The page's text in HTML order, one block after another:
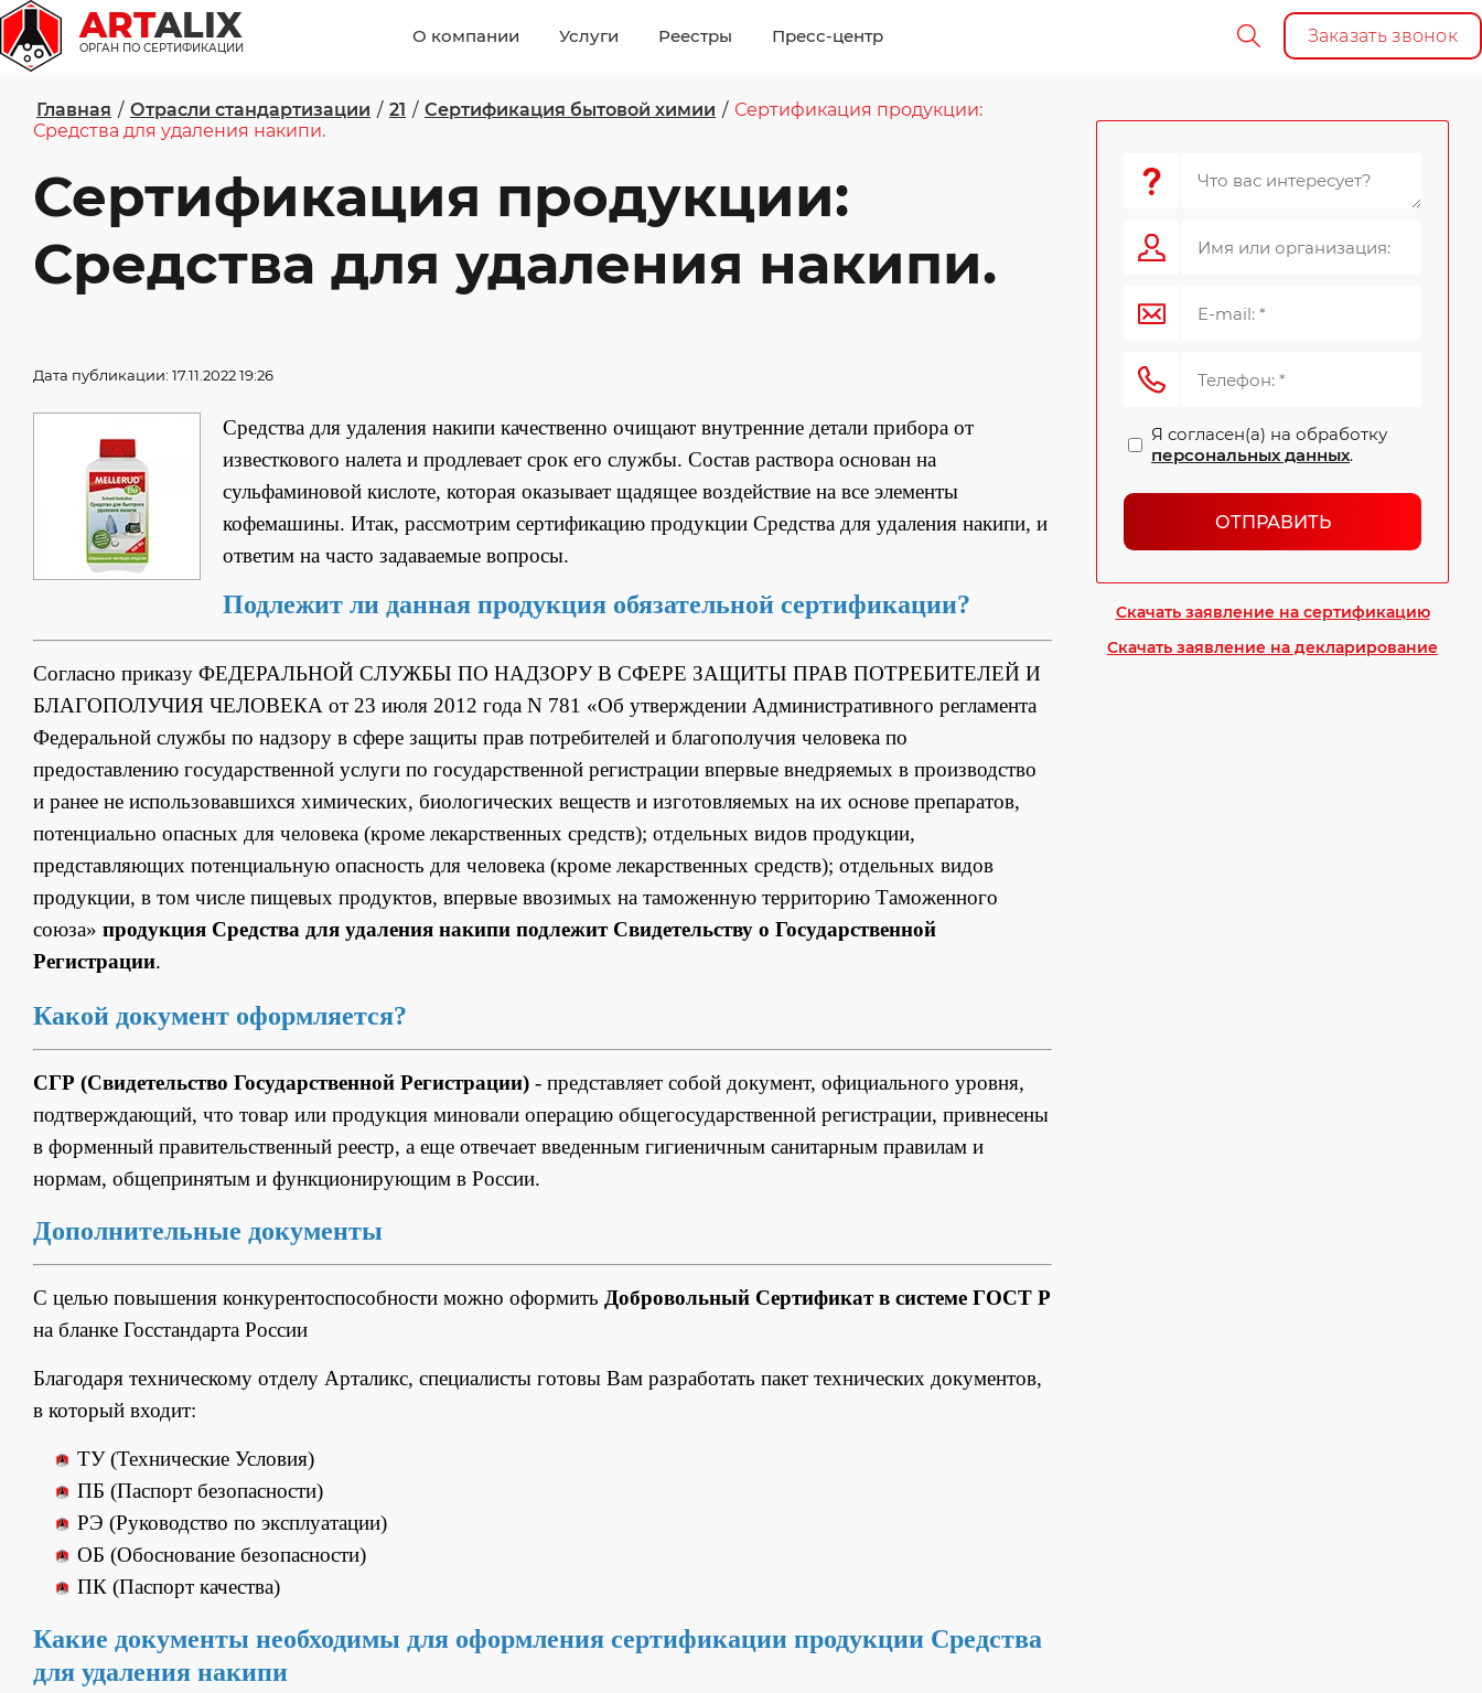
ARTALIX
ОРГАН ПО СЕРТИФИКАЦИИ
О компании Услуги Реестры Пресс-центр Заказать звонок
Главная / Отрасли стандартизации / 21 / Сертификация бытовой химии / Сертификация продукции:
Средства для удаления накипи.
Сертификация продукции:
Средства для удаления накипи.
Дата публикации: 17.11.2022 19:26
Средства для удаления накипи качественно очищают внутренние детали прибора от
известкового налета и продлевает срок его службы. Состав раствора основан на
сульфаминовой кислоте, которая оказывает щадящее воздействие на все элементы
кофемашины. Итак, рассмотрим сертификацию продукции Средства для удаления накипи, и
ответим на часто задаваемые вопросы.
Подлежит ли данная продукция обязательной сертификации?
Согласно приказу ФЕДЕРАЛЬНОЙ СЛУЖБЫ ПО НАДЗОРУ В СФЕРЕ ЗАЩИТЫ ПРАВ ПОТРЕБИТЕЛЕЙ И
БЛАГОПОЛУЧИЯ ЧЕЛОВЕКА от 23 июля 2012 года N 781 «Об утверждении Административного регламента
Федеральной службы по надзору в сфере защиты прав потребителей и благополучия человека по
предоставлению государственной услуги по государственной регистрации впервые внедряемых в производство
и ранее не использовавшихся химических, биологических веществ и изготовляемых на их основе препаратов,
потенциально опасных для человека (кроме лекарственных средств); отдельных видов продукции,
представляющих потенциальную опасность для человека (кроме лекарственных средств); отдельных видов
продукции, в том числе пищевых продуктов, впервые ввозимых на таможенную территорию Таможенного
союза» продукция Средства для удаления накипи подлежит Свидетельству о Государственной
Регистрации.
Какой документ оформляется?
СГР (Свидетельство Государственной Регистрации) - представляет собой документ, официального уровня,
подтверждающий, что товар или продукция миновали операцию общегосударственной регистрации, привнесены
в форменный правительственный реестр, а еще отвечает введенным гигиеничным санитарным правилам и
нормам, общепринятым и функционирующим в России.
Дополнительные документы
С целью повышения конкурентоспособности можно оформить Добровольный Сертификат в системе ГОСТ Р
на бланке Госстандарта России
Благодаря техническому отделу Арталикс, специалисты готовы Вам разработать пакет технических документов,
в который входит:
ТУ (Технические Условия)
ПБ (Паспорт безопасности)
РЭ (Руководство по эксплуатации)
ОБ (Обоснование безопасности)
ПК (Паспорт качества)
Какие документы необходимы для оформления сертификации продукции Средства
для удаления накипи
Я согласен(а) на обработку
персональных данных.
ОТПРАВИТЬ
Скачать заявление на сертификацию
Скачать заявление на декларирование